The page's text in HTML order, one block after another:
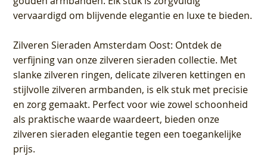
vervaardigd om blijvende elegantie en luxe te bieden.
Zilveren Sieraden Amsterdam Oost: Ontdek de
verfijning van onze zilveren sieraden collectie. Met
slanke zilveren ringen, delicate zilveren kettingen en
stijlvolle zilveren armbanden, is elk stuk met precisie
en zorg gemaakt. Perfect voor wie zowel schoonheid
als praktische waarde waardeert, bieden onze
zilveren sieraden elegantie tegen een toegankelijke
prijs.